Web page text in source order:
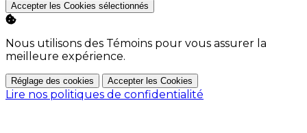
Accepter les Cookies sélectionnés
Nous utilisons des Témoins pour vous assurer la
meilleure expérience.
Réglage des cookies Accepter les Cookies
Lire nos politiques de confidentialité